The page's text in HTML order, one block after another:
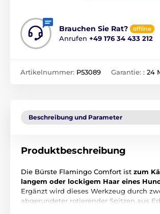
Brauchen Sie Rat? offline
Anrufen +49 176 34 433 212
Artikelnummer: P53089 Garantie: : 24
Beschreibung und Parameter
Produktbeschreibung
Die Bürste Flamingo Comfort ist zum
langem oder lockigem Haar eines
Ergänzt wird dieses Werkzeug durch
abgerundeter rotierender Spitzen aus